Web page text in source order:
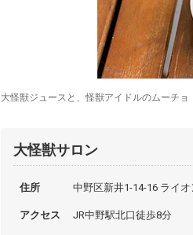
大怪獣ジュースと、怪獣アイドルのムーチョ
大怪獣サロン
住所 中野区新井1-14-16 ライ
アクセス JR中野駅北口徒歩8分